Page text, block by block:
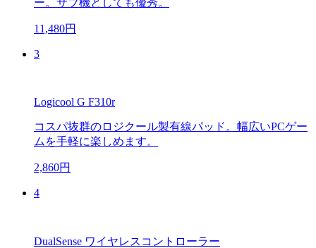
11,480円
3
Logicool G F310r
コスパ抜群のロジクール製有線パッド。幅広いPCゲー
ムを手軽に楽しめます。
2,860円
4
DualSense ワイヤレスコントローラー